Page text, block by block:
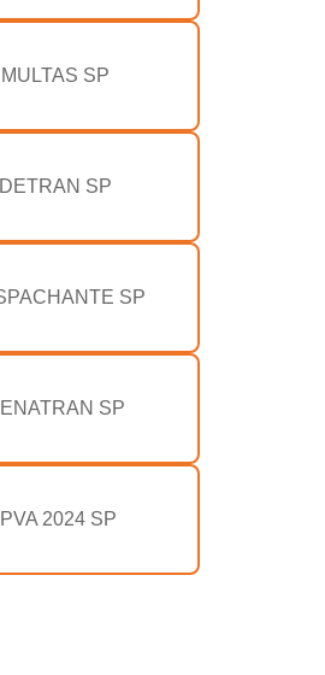
MULTAS SP
DETRAN SP
SP
SP
IPVA 2024 SP